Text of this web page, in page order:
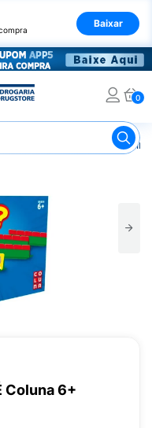
Baixar
0
Jogo de
Coluna 6+